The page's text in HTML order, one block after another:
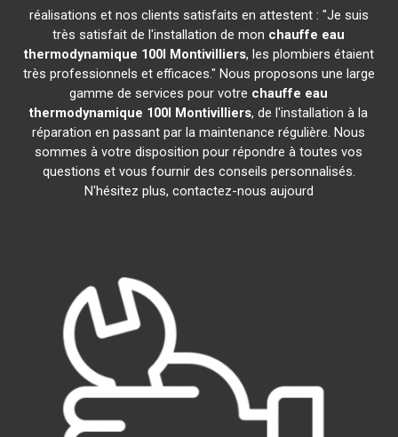
réalisations et nos clients satisfaits en attestent : "Je suis
très satisfait de l'installation de mon chauffe eau
thermodynamique 100l Montivilliers, les plombiers étaient
très professionnels et efficaces." Nous proposons une large
gamme de services pour votre chauffe eau
thermodynamique 100l Montivilliers, de l'installation à la
réparation en passant par la maintenance régulière. Nous
sommes à votre disposition pour répondre à toutes vos
questions et vous fournir des conseils personnalisés.
N'hésitez plus, contactez-nous aujourd